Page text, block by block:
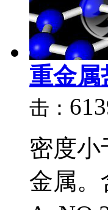
重金属
击：
密度小
金属。